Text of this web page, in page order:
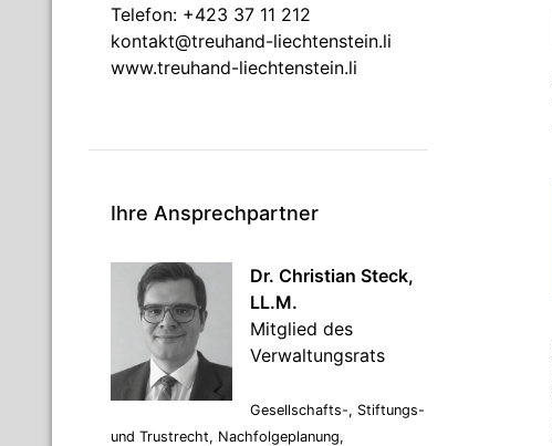
Telefon: +423 37 11 212
kontakt@treuhand-liechtenstein.li
www.treuhand-liechtenstein.li
Ihre Ansprechpartner
Dr. Christian Steck,
LL.M.
Mitglied des
Verwaltungsrats
Gesellschafts-, Stiftungs-
und Trustrecht, Nachfolgeplanung,